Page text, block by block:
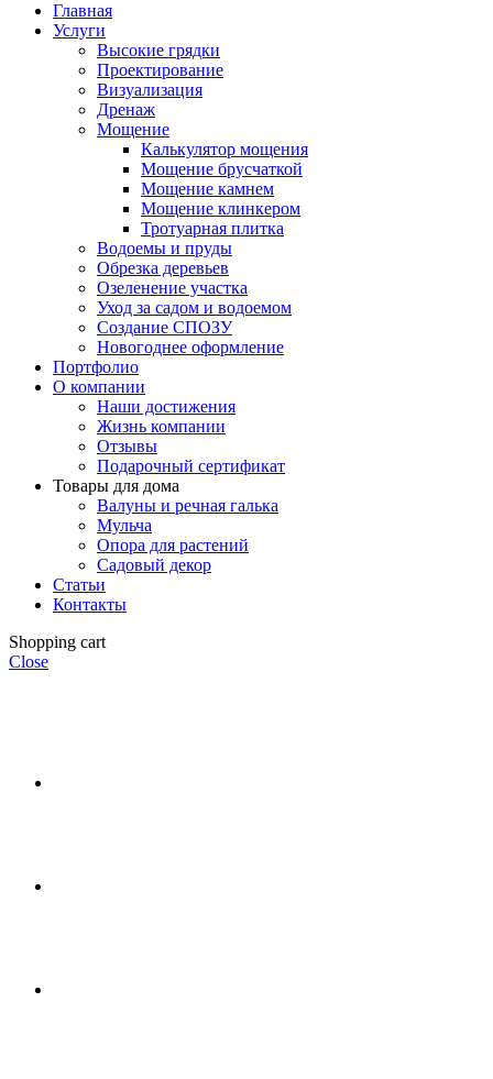
Главная
Услуги
Высокие грядки
Проектирование
Визуализация
Дренаж
Мощение
Калькулятор мощения
Мощение брусчаткой
Мощение камнем
Мощение клинкером
Тротуарная плитка
Водоемы и пруды
Обрезка деревьев
Озеленение участка
Уход за садом и водоемом
Создание СПОЗУ
Новогоднее оформление
Портфолио
О компании
Наши достижения
Жизнь компании
Отзывы
Подарочный сертификат
Товары для дома
Валуны и речная галька
Мульча
Опора для растений
Садовый декор
Статьи
Контакты
Shopping cart
Close